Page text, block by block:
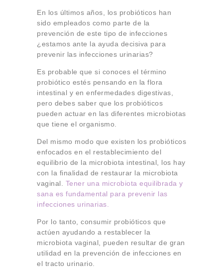
En los últimos años, los probióticos han
sido empleados como parte de la
prevención de este tipo de infecciones
¿estamos ante la ayuda decisiva para
prevenir las infecciones urinarias?
Es probable que si conoces el término
probiótico estés pensando en la flora
intestinal y en enfermedades digestivas,
pero debes saber que los probióticos
pueden actuar en las diferentes microbiotas
que tiene el organismo.
Del mismo modo que existen los probióticos
enfocados en el restablecimiento del
equilibrio de la microbiota intestinal, los hay
con la finalidad de restaurar la microbiota
vaginal. Tener una microbiota equilibrada y
sana es fundamental para prevenir las
infecciones urinarias.
Por lo tanto, consumir probióticos que
actúen ayudando a restablecer la
microbiota vaginal, pueden resultar de gran
utilidad en la prevención de infecciones en
el tracto urinario.